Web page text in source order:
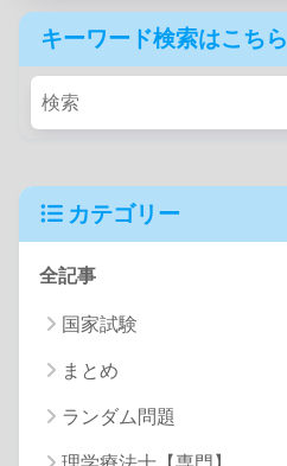
キーワード検索はこちら
カテゴリー
全記事
国家試験
まとめ
ランダム問題